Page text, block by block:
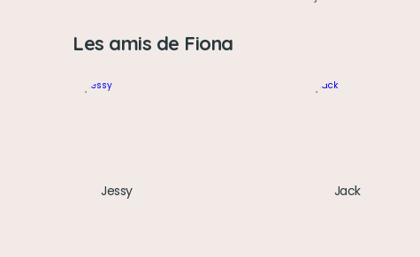
Les amis de Fiona
Jessy Jack